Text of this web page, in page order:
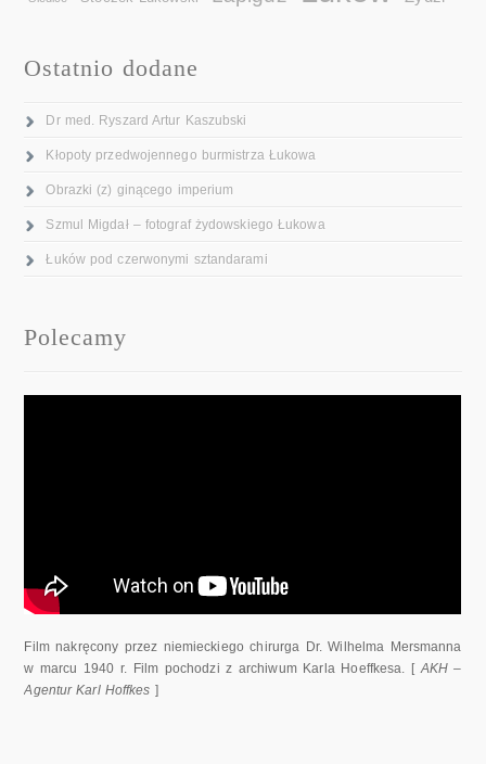
Ostatnio dodane
Dr med. Ryszard Artur Kaszubski
Kłopoty przedwojennego burmistrza Łukowa
Obrazki (z) ginącego imperium
Szmul Migdał – fotograf żydowskiego Łukowa
Łuków pod czerwonymi sztandarami
Polecamy
Film nakręcony przez niemieckiego chirurga Dr. Wilhelma Mersmanna
w marcu 1940 r. Film pochodzi z archiwum Karla Hoeffkesa. [AKH –
Agentur Karl Hoffkes ]